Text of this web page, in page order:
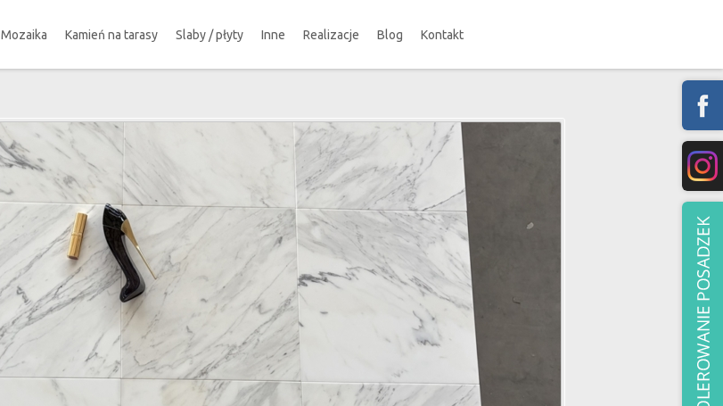
Mozaika Kamień na tarasy Slaby / płyty Inne Realizacje Blog Kontakt